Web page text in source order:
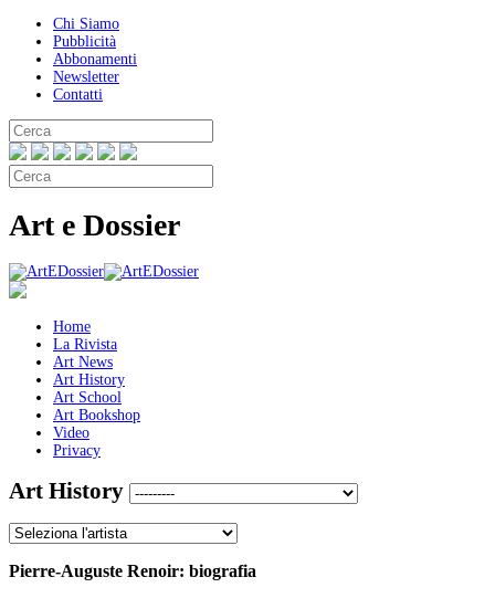
Chi Siamo
Pubblicità
Abbonamenti
Newsletter
Contatti
Art e Dossier
Home
La Rivista
Art News
Art History
Art School
Art Bookshop
Video
Privacy
Art History
Pierre-Auguste Renoir: biografia